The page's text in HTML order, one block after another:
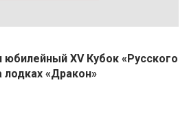
XV Кубок «Русского
лодках «Дракон»